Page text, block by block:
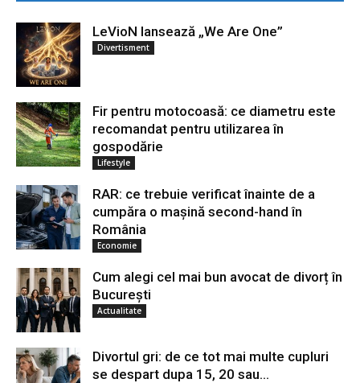
LeVioN lansează „We Are One”
Divertisment
Fir pentru motocoasă: ce diametru este
recomandat pentru utilizarea în
gospodărie
Lifestyle
RAR: ce trebuie verificat înainte de a
cumpăra o mașină second-hand în
România
Economie
Cum alegi cel mai bun avocat de divorț în
București
Actualitate
Divortul gri: de ce tot mai multe cupluri
se despart dupa 15, 20 sau...